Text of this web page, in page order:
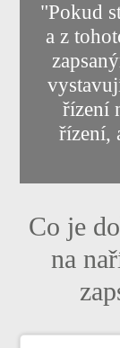
"Pokud
a z
řízení
řízení,
Co je
na